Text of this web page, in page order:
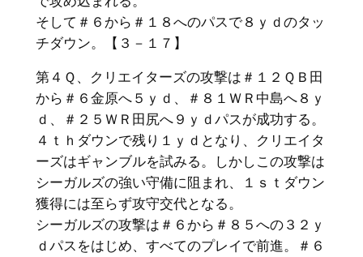
そして＃６から＃１８へのパスで８ｙｄのタッ
チダウン。【３－１７】
第４Ｑ、クリエイターズの攻撃は＃１２ＱＢ田
から＃６金原へ５ｙｄ、＃８１ＷＲ中島へ８ｙ
ｄ、＃２５ＷＲ田尻へ９ｙｄパスが成功する。
４ｔｈダウンで残り１ｙｄとなり、クリエイタ
ーズはギャンブルを試みる。しかしこの攻撃は
シーガルズの強い守備に阻まれ、１ｓｔダウン
獲得には至らず攻守交代となる。
シーガルズの攻撃は＃６から＃８５への３２ｙ
ｄパスをはじめ、すべてのプレイで前進。＃６